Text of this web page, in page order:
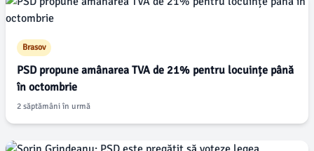
Brasov
PSD propune amânarea TVA de 21% pentru locuințe până
în octombrie
2 săptămâni în urmă